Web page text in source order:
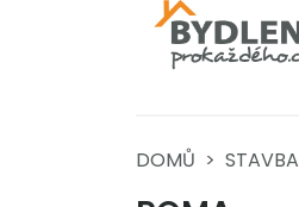
DOMŮ STAVBA